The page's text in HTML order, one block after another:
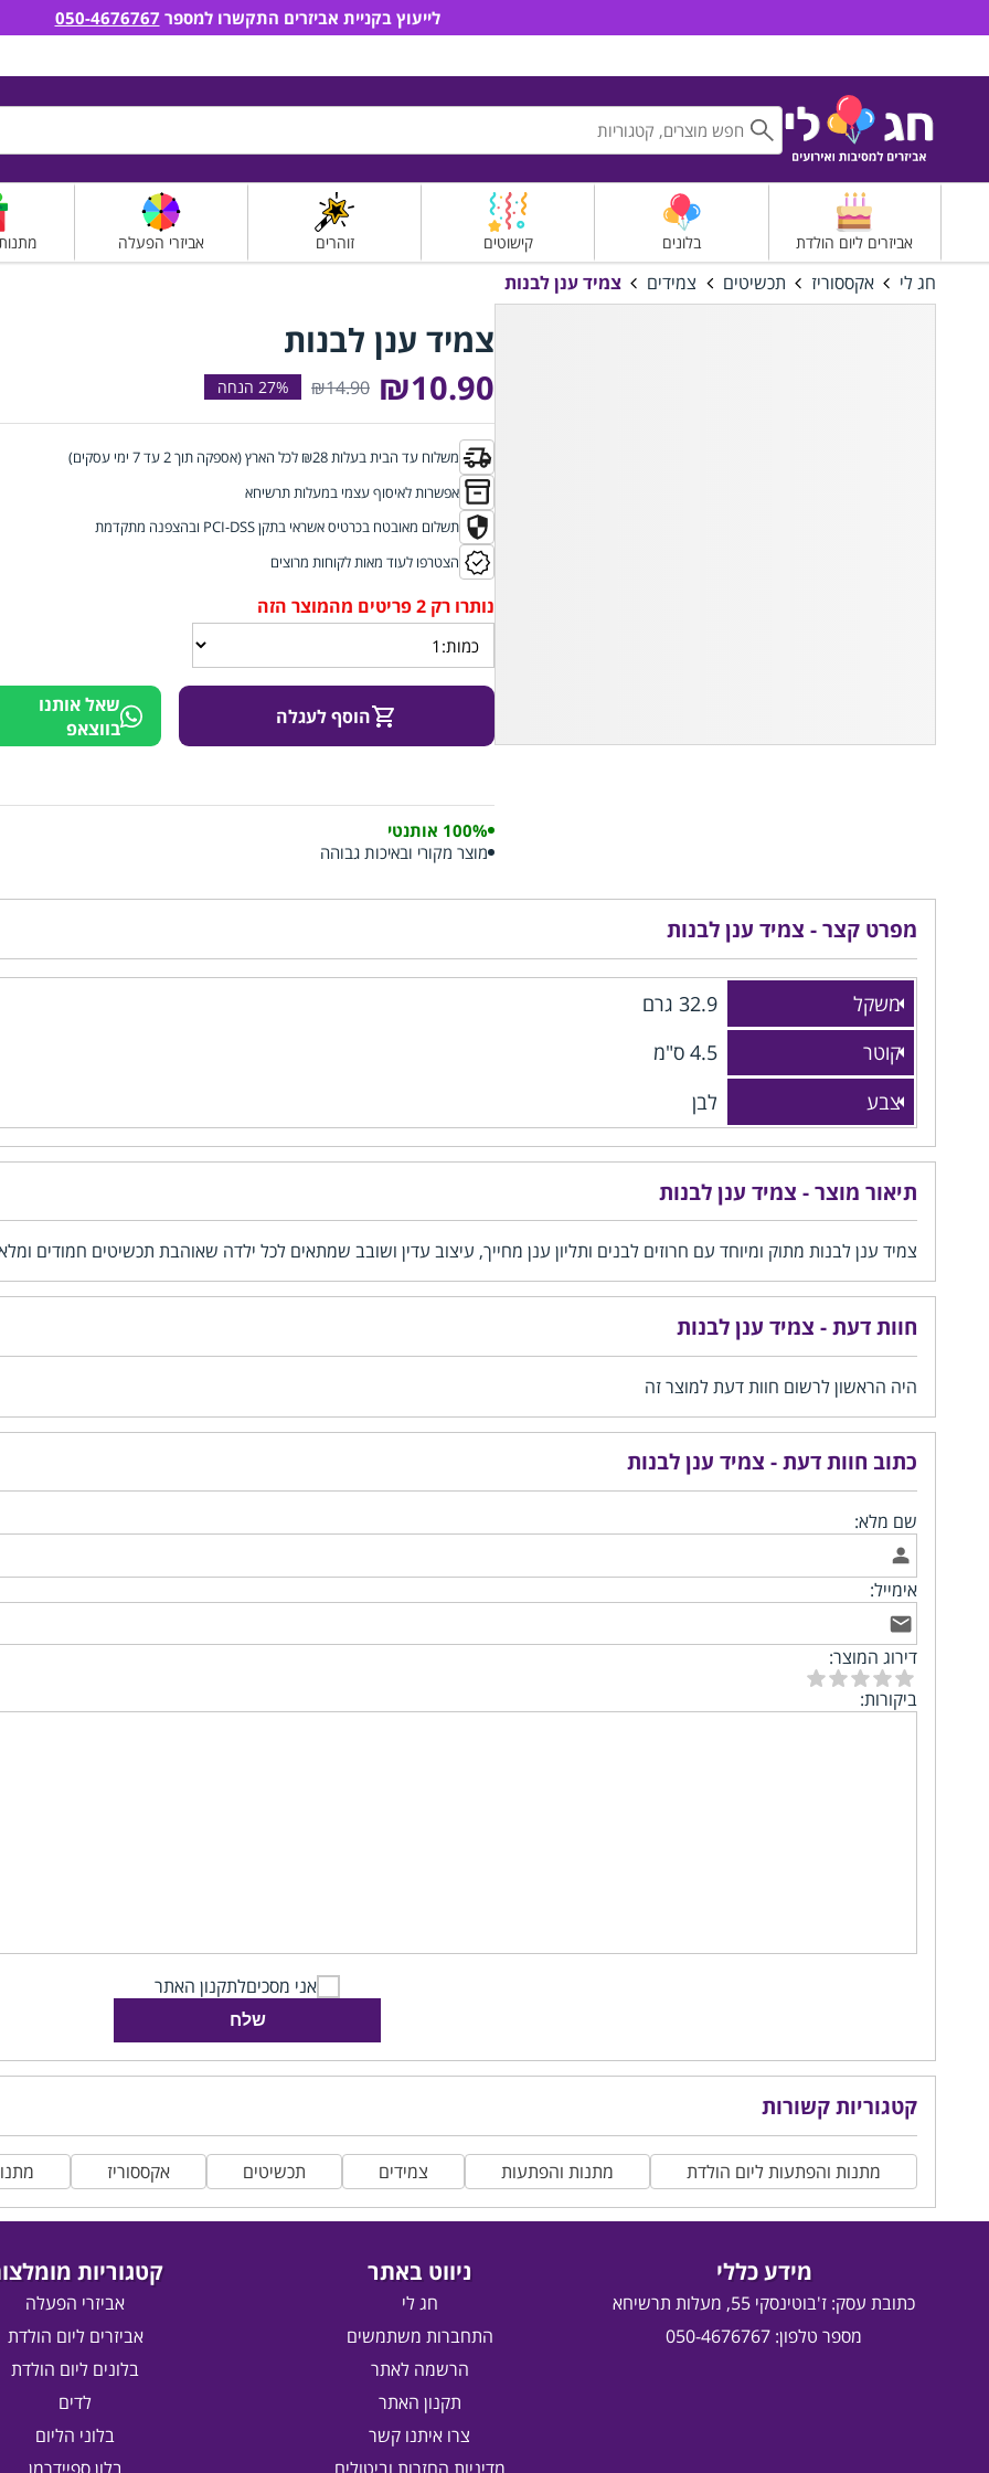
אביזרים ליום הולדת בלונים קישוטים זוהרים אביזרי הפעלה
חג לי אקססוריז תכשיטים צמידים צמיד ענן לבנות
צמיד ענן לבנות
₪10.90
₪14.90
משלוח עד הבית בעלות ₪28 לכל הארץ (אספקה תוך 2 עד 7 ימי עסקים)
אפשרות לאיסוף עצמי במעלות תרשיחא
תשלום מאובטח בכרטיס אשראי בתקן PCI-DSS ובהצפנה מתקדמת
הצטרפו לעוד מאות לקוחות מרוצים
הוסף לעגלה
שאל אותנו
בווצאפ
100% אותנטי
מוצר מקורי ובאיכות גבוהה
מפרט קצר - צמיד ענן לבנות
משקל
32.9 גרם
קוטר
4.5 ס"מ
צבע
לבן
תיאור מוצר - צמיד ענן לבנות
צמיד ענן לבנות מתוק ומיוחד עם חרוזים לבנים ותליון ענן מחייך, עיצוב עדין ושובב שמתאים לכל ילדה שאוהבת תכשיטים חמודים
חוות דעת - צמיד ענן לבנות
היה הראשון לרשום חוות דעת למוצר זה
כתוב חוות דעת - צמיד ענן לבנות
שם מלא:
אימייל:
דירוג המוצר:
ביקורות:
אני מסכיםלתקנון האתר
שלח
קטגוריות קשורות
מתנות והפתעות ליום הולדת מתנות והפתעות צמידים תכשיטים אקססוריז
לייעוץ בקניית אביזרים התקשרו למספר 050-4676767
מידע כללי
כתובת עסק: ז'בוטינסקי 55, מעלות תרשיחא
מספר טלפון: 050-4676767
ניווט באתר
חג לי
התחברות משתמשים
הרשמה לאתר
תקנון האתר
צרו איתנו קשר
קטגוריות
אביזרי הפעלה
אביזרים ליום הולדת
בלונים ליום הולדת
לדים
בלוני הליום